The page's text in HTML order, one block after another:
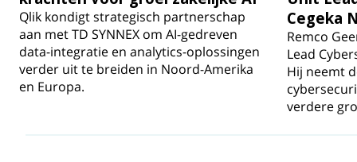
Qlik kondigt strategisch partnerschap
aan met TD SYNNEX om AI-gedreven
data-integratie en analytics-oplossingen
verder uit te breiden in Noord-Amerika
en Europa.
Cegeka
Remco
Lead
Hij neemt
verdere